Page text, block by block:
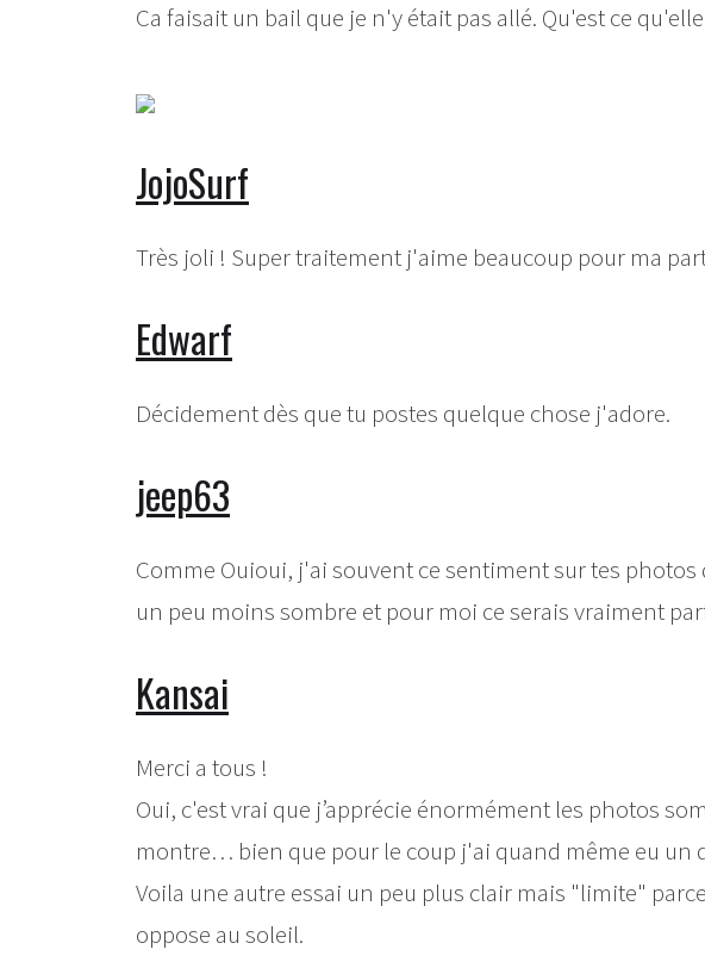
Ca faisait un bail que je n'y était pas allé. Qu'est ce
JojoSurf
Très joli ! Super traitement j'aime beaucoup pour ma
Edwarf
Décidement dès que tu postes quelque chose j'adore.
jeep63
Comme Ouioui, j'ai souvent ce sentiment sur tes
un peu moins sombre et pour moi ce serais vraiment
Kansai
Merci a tous !
Oui, c'est vrai que j’apprécie énormément les photos
montre… bien que pour le coup j'ai quand même eu un
Voila une autre essai un peu plus clair mais "limite"
oppose au soleil.